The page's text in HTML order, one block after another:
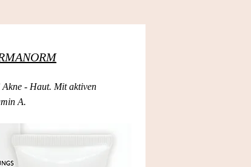
- Haut. Mit aktiven
A.